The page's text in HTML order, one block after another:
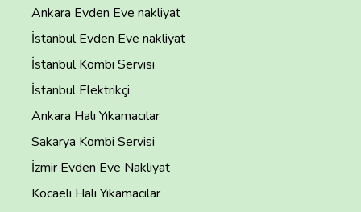
Ankara Evden Eve nakliyat
İstanbul Evden Eve nakliyat
İstanbul Kombi Servisi
İstanbul Elektrikçi
Ankara Halı Yıkamacılar
Sakarya Kombi Servisi
İzmir Evden Eve Nakliyat
Kocaeli Halı Yıkamacılar